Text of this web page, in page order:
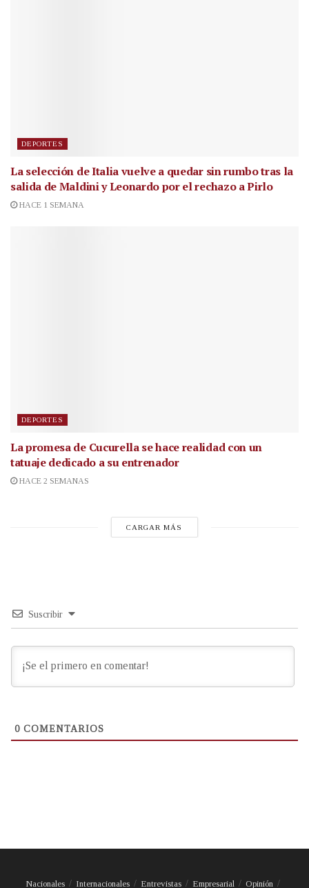
DEPORTES
La selección de Italia vuelve a quedar sin rumbo tras la
salida de Maldini y Leonardo por el rechazo a Pirlo
HACE 1 SEMANA
DEPORTES
La promesa de Cucurella se hace realidad con un
tatuaje dedicado a su entrenador
HACE 2 SEMANAS
CARGAR MÁS
Suscribir
0 COMENTARIOS
Nacionales Internacionales Entrevistas Empresarial Opinión